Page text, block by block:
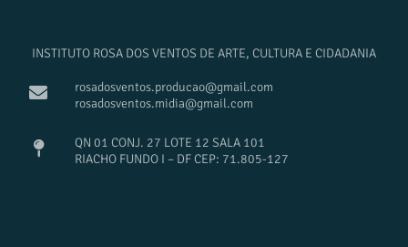
INSTITUTO ROSA DOS VENTOS DE ARTE, CULTURA E CIDADANIA
rosadosventos.producao@gmail.com
rosadosventos.midia@gmail.com
QN 01 CONJ. 27 LOTE 12 SALA 101
RIACHO FUNDO I – DF CEP: 71.805-127